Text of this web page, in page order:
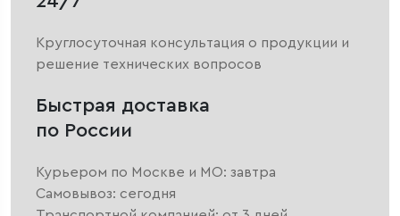
Круглосуточная консультация о продукции и
решение технических вопросов
Быстрая доставка
по России
Курьером по Москве и МО: завтра
Самовывоз: сегодня